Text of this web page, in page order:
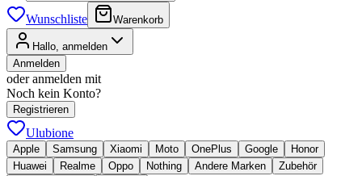
Wunschliste Warenkorb
Hallo, anmelden
Anmelden
oder anmelden mit
Noch kein Konto?
Registrieren
Ulubione
Apple Samsung Xiaomi Moto OnePlus Google
Honor
Huawei
Realme Oppo Nothing Andere Marken
Zubehör